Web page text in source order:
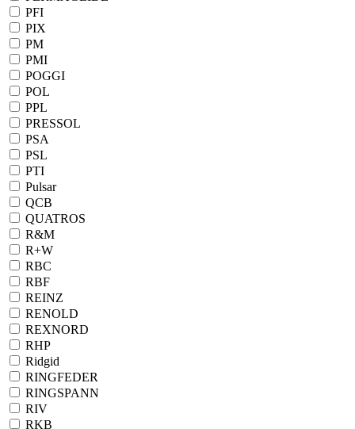
PFI
PIX
PM
PMI
POGGI
POL
PPL
PRESSOL
PSA
PSL
PTI
Pulsar
QCB
QUATROS
R&M
R+W
RBC
RBF
REINZ
RENOLD
REXNORD
RHP
Ridgid
RINGFEDER
RINGSPANN
RIV
RKB